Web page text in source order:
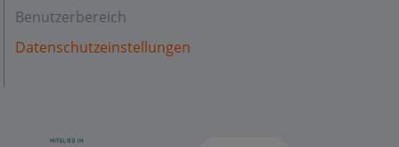
Benutzerbereich
Datenschutzeinstellungen